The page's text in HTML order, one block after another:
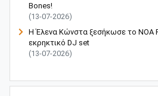
Bones!
(13-07-2026)
Η Έλενα Κώνστα ξεσήκωσε το NOA
εκρηκτικό DJ set
(13-07-2026)